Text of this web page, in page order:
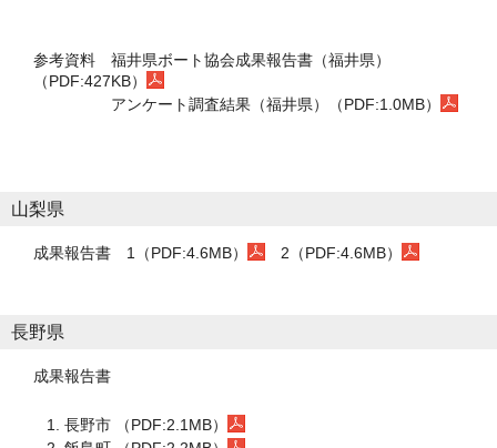
参考資料 福井県ボート協会成果報告書（福井県）
（PDF:427KB）
アンケート調査結果（福井県）（PDF:1.0MB）
山梨県
成果報告書 1（PDF:4.6MB） 2（PDF:4.6MB）
長野県
成果報告書
長野市 （PDF:2.1MB）